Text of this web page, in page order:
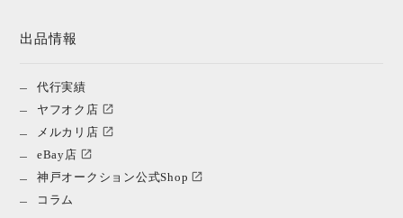
出品情報
代行実績
ヤフオク店
メルカリ店
eBay店
神戸オークション公式Shop
コラム